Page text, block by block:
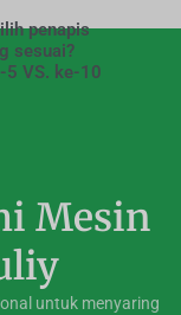
penapis
sesuai?
5 VS. ke-10
Mesin
untuk menyaring